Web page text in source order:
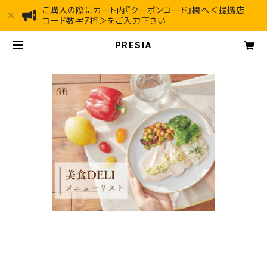
ご購入の際にカート内『クーポンコード』欄へ＜提携店
コード数字7桁＞をご入力下さい
PRESIA